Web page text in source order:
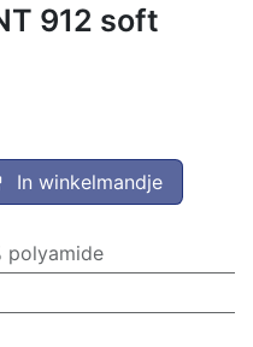
912 soft
In winkelmandje
polyamide